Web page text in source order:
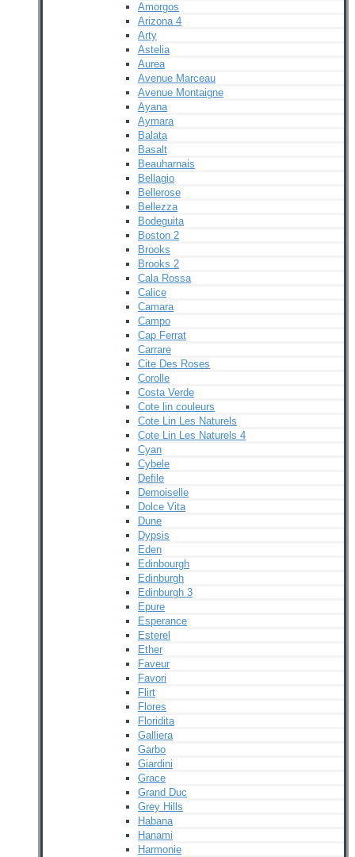
Amorgos
Arizona 4
Arty
Astelia
Aurea
Avenue Marceau
Avenue Montaigne
Ayana
Aymara
Balata
Basalt
Beauharnais
Bellagio
Bellerose
Bellezza
Bodeguita
Boston 2
Brooks
Brooks 2
Cala Rossa
Calice
Camara
Campo
Cap Ferrat
Carrare
Cite Des Roses
Corolle
Costa Verde
Cote lin couleurs
Cote Lin Les Naturels
Cote Lin Les Naturels 4
Cyan
Cybele
Defile
Demoiselle
Dolce Vita
Dune
Dypsis
Eden
Edinbourgh
Edinburgh
Edinburgh 3
Epure
Esperance
Esterel
Ether
Faveur
Favori
Flirt
Flores
Floridita
Galliera
Garbo
Giardini
Grace
Grand Duc
Grey Hills
Habana
Hanami
Harmonie